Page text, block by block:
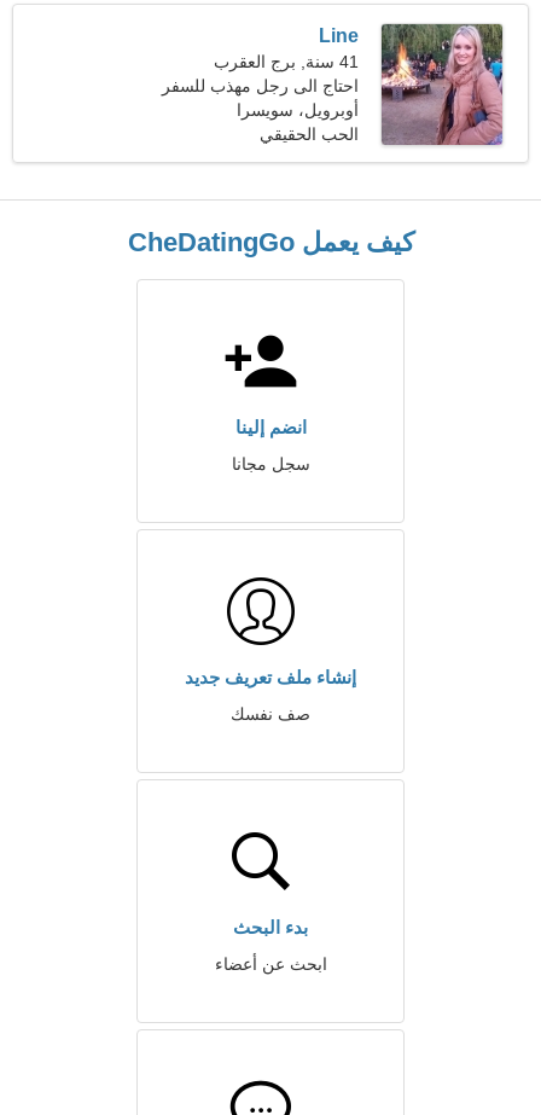
Line
41 سنة, برج العقرب
احتاج الى رجل مهذب للسفر
معا
أوبرويل، سويسرا
الحب الحقيقي
كيف يعمل CheDatingGo
انضم إلينا
سجل مجانا
إنشاء ملف تعريف جديد
صف نفسك
بدء البحث
ابحث عن أعضاء